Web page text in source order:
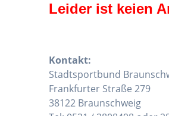
Leider ist keien
Kontakt:
Stadtsportbund
Frankfurter Straße 279
38122 Braunschweig